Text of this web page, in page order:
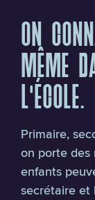
ON
MÊME
L’ÉCOLE.
Primaire,
on porte des
enfants
secrétaire et